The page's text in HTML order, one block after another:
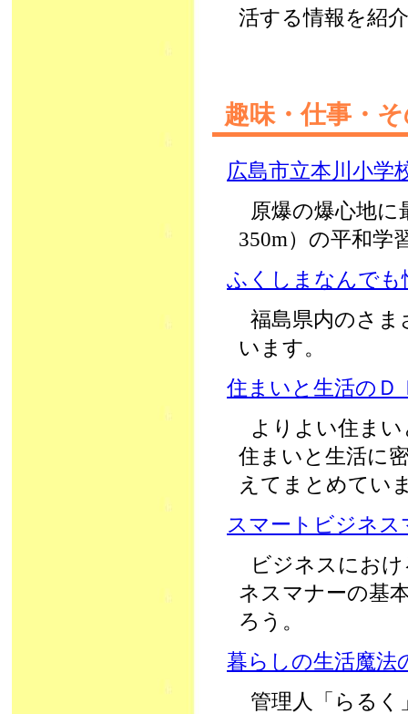
活する情報を紹
趣味・仕事・
広島市立本川小学
原爆の爆心地
350m）の平和学
ふくしまなんでも
福島県内のさ
います。
住まいと生活のＤ
よりよい住ま
住まいと生活に
えてまとめてい
スマートビジネス
ビジネスにお
ネスマナーの基
ろう。
暮らしの生活魔法
管理人「らる